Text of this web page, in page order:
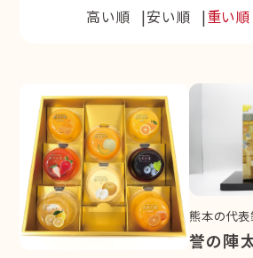
高い順
安い順 重い順
熊本の代
誉の陣